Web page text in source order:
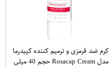
کرم ضد قرمزی و ترمیم کننده کپیدرما
مدل Rosacap Cream حجم 40 میلی